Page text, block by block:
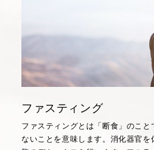
ファスティング
ファスティングとは「断食」のこと
ないことを意味します。消化器官を